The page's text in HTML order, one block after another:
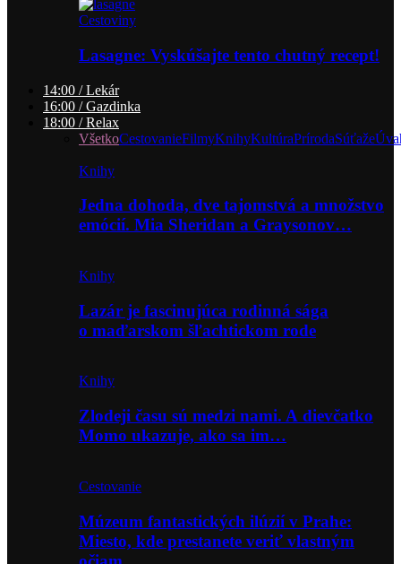
Cestoviny
Lasagne: Vyskúšajte tento chutný recept!
14:00 / Lekár
16:00 / Gazdinka
18:00 / Relax
VšetkoCestovanieFilmyKnihyKultúraPrírodaSúťaže
Knihy
Jedna dohoda, dve tajomstvá a množstvo
emócií. Mia Sheridan a Graysonov…
Knihy
Lazár je fascinujúca rodinná sága
o maďarskom šľachtickom rode
Knihy
Zlodeji času sú medzi nami. A dievčatko
Momo ukazuje, ako sa im…
Cestovanie
Múzeum fantastických ilúzií v Prahe:
Miesto, kde prestanete veriť vlastným